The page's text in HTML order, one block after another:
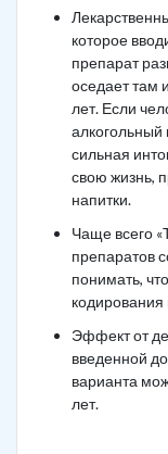
которое
препарат
оседает там
лет. Если
алкогольный
сильная
свою жизнь,
напитки.
Чаще всего
препаратов
понимать,
кодирования
Эффект от
введенной
варианта
лет.